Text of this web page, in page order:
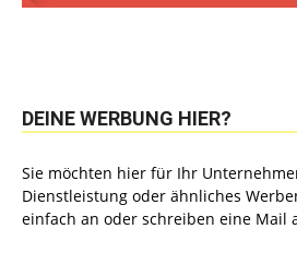
DEINE WERBUNG HIER?
Sie möchten hier für Ihr
Dienstleistung oder ähnliches
einfach an oder schreiben eine Mail